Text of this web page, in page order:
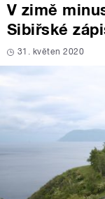
V zimě
Sibiřské
31. květen 2020